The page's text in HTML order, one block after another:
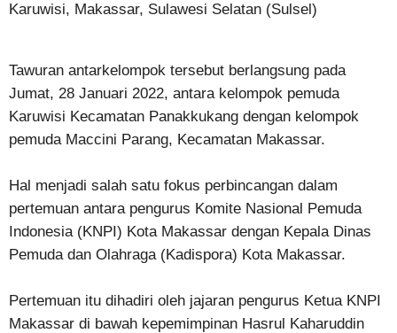
Karuwisi, Makassar, Sulawesi Selatan (Sulsel)
Tawuran antarkelompok tersebut berlangsung pada
Jumat, 28 Januari 2022, antara kelompok pemuda
Karuwisi Kecamatan Panakkukang dengan kelompok
pemuda Maccini Parang, Kecamatan Makassar.
Hal menjadi salah satu fokus perbincangan dalam
pertemuan antara pengurus Komite Nasional Pemuda
Indonesia (KNPI) Kota Makassar dengan Kepala Dinas
Pemuda dan Olahraga (Kadispora) Kota Makassar.
Pertemuan itu dihadiri oleh jajaran pengurus Ketua KNPI
Makassar di bawah kepemimpinan Hasrul Kaharuddin